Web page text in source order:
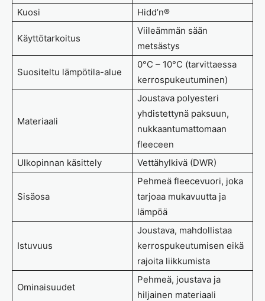
Kuosi
Hidd’n®
Käyttötarkoitus
Viileämmän sään
metsästys
Suositeltu lämpötila-alue
0°C – 10°C (tarvittaessa
kerrospukeutuminen)
Materiaali
Joustava polyesteri
yhdistettynä paksuun,
nukkaantumattomaan
fleeceen
Ulkopinnan käsittely
Vettähylkivä (DWR)
Sisäosa
Pehmeä fleecevuori, joka
tarjoaa mukavuutta ja
lämpöä
Istuvuus
Joustava, mahdollistaa
kerrospukeutumisen eikä
rajoita liikkumista
Ominaisuudet
Pehmeä, joustava ja
hiljainen materiaali